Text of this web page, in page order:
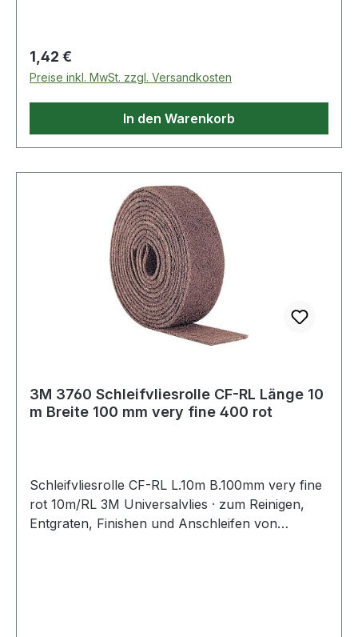
Regulärer Preis:
1,42 €
Preise inkl. MwSt. zzgl. Versandkosten
In den Warenkorb
3M 3760 Schleifvliesrolle CF-RL Länge 10
m Breite 100 mm very fine 400 rot
Schleifvliesrolle CF-RL L.10m B.100mm very fine
rot 10m/RL 3M Universalvlies · zum Reinigen,
Entgraten, Finishen und Anschleifen von